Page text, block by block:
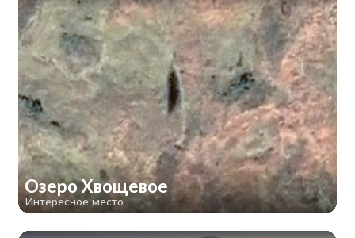
Озеро Хвощевое
Интересное место